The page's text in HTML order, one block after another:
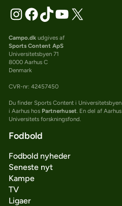
Campo.dkudgives af
Sports Content ApS
Universitetsbyen 71
8000 Aarhus C
Denmark
CVR-nr: 42457450
Du finder Sports Content i Universitetsbyen
i Aarhus hos Partnerhuset . En del af Aarhus
Universitets forskningsfond.
Fodbold
Fodbold nyheder
Seneste nyt
Kampe
TV
Ligaer